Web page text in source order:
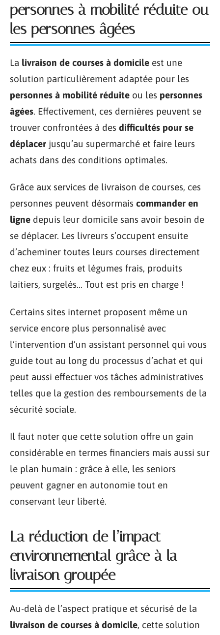
personnes à mobilité réduite ou
les personnes âgées
La livraison de courses à domicile est une
solution particulièrement adaptée pour les
personnes à mobilité réduite ou les personnes
âgées. Effectivement, ces dernières peuvent se
trouver confrontées à des difficultés pour se
déplacer jusqu’au supermarché et faire leurs
achats dans des conditions optimales.
Grâce aux services de livraison de courses, ces
personnes peuvent désormais commander en
ligne depuis leur domicile sans avoir besoin de
se déplacer. Les livreurs s’occupent ensuite
d’acheminer toutes leurs courses directement
chez eux : fruits et légumes frais, produits
laitiers, surgelés… Tout est pris en charge !
Certains sites internet proposent même un
service encore plus personnalisé avec
l’intervention d’un assistant personnel qui vous
guide tout au long du processus d’achat et qui
peut aussi effectuer vos tâches administratives
telles que la gestion des remboursements de la
sécurité sociale.
Il faut noter que cette solution offre un gain
considérable en termes financiers mais aussi sur
le plan humain : grâce à elle, les seniors
peuvent gagner en autonomie tout en
conservant leur liberté.
La réduction de l’impact
environnemental grâce à la
livraison groupée
Au-delà de l’aspect pratique et sécurisé de la
livraison de courses à domicile, cette solution